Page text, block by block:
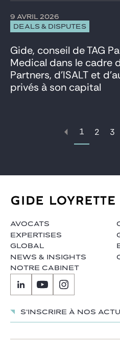
DEALS & DISPUTES
9 AVRIL 2026
Gide, conseil de TAG
Medical dans le cadre
Partners, d’ISALT et
privés à son capital
1 2 3
AVOCATS
EXPERTISES
GLOBAL
NEWS & INSIGHTS
NOTRE CABINET
S'inscrire à nos